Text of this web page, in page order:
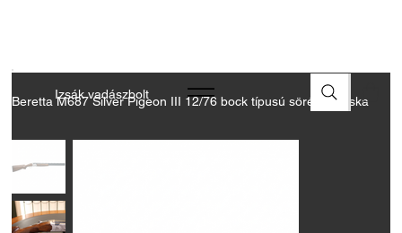
Izsák vadászbolt
Beretta M687 Silver Pigeon III 12/76 bock típusú sörétes puska